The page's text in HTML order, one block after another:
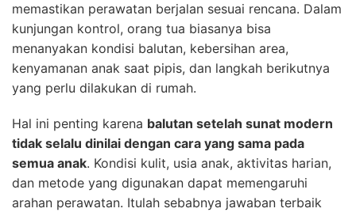
memastikan perawatan berjalan sesuai rencana. Dalam
kunjungan kontrol, orang tua biasanya bisa
menanyakan kondisi balutan, kebersihan area,
kenyamanan anak saat pipis, dan langkah berikutnya
yang perlu dilakukan di rumah.
Hal ini penting karena balutan setelah sunat modern
tidak selalu dinilai dengan cara yang sama pada
semua anak. Kondisi kulit, usia anak, aktivitas harian,
dan metode yang digunakan dapat memengaruhi
arahan perawatan. Itulah sebabnya jawaban terbaik